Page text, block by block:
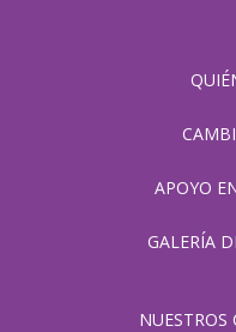
APOYO
GALERÍA
NUESTROS